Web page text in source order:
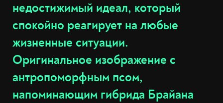
недостижимый идеал, который
спокойно реагирует на любые
жизненные ситуации.
Оригинальное изображение с
антропоморфным псом,
напоминающим гибрида Брайана